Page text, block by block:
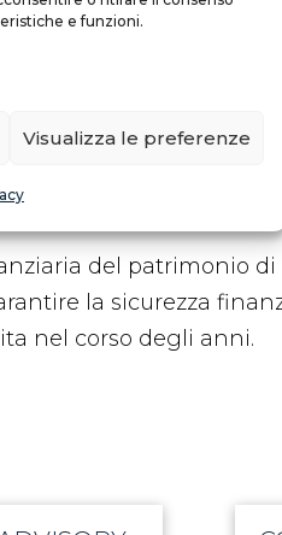
e funzioni.
Visualizza le preferenze
del patrimonio di
la sicurezza
nel corso degli anni.